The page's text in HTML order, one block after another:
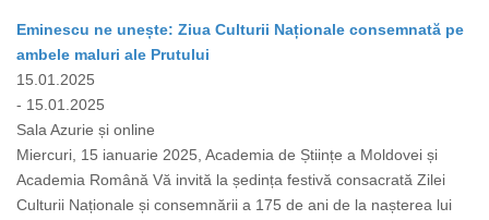
Eminescu ne unește: Ziua Culturii Naționale consemnată pe
ambele maluri ale Prutului
15.01.2025
- 15.01.2025
Sala Azurie și online
Miercuri, 15 ianuarie 2025, Academia de Științe a Moldovei și
Academia Română Vă invită la ședința festivă consacrată Zilei
Culturii Naționale și consemnării a 175 de ani de la nașterea lui